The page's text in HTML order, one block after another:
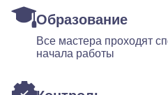
Образование
Все мастера проходят
начала работы